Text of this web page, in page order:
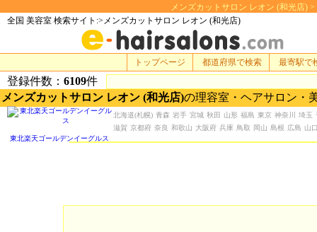
メンズカットサロン レオン (和光店)
全国 美容室 検索サイト:>メンズカットサロン レオン (和光店)
登録件数： 6109件
メンズカットサロン レオン (和光店)の理容室・ヘアサロン・
北海道(札幌) 青森 岩手 宮城 秋田 山形 福島 東京 神奈川 埼玉
滋賀 京都府 奈良 和歌山 大阪府 兵庫 鳥取 岡山 島根 広島 山
トップページ 都道府県で検索 最寄駅で
東北楽天ゴールデンイーグルス